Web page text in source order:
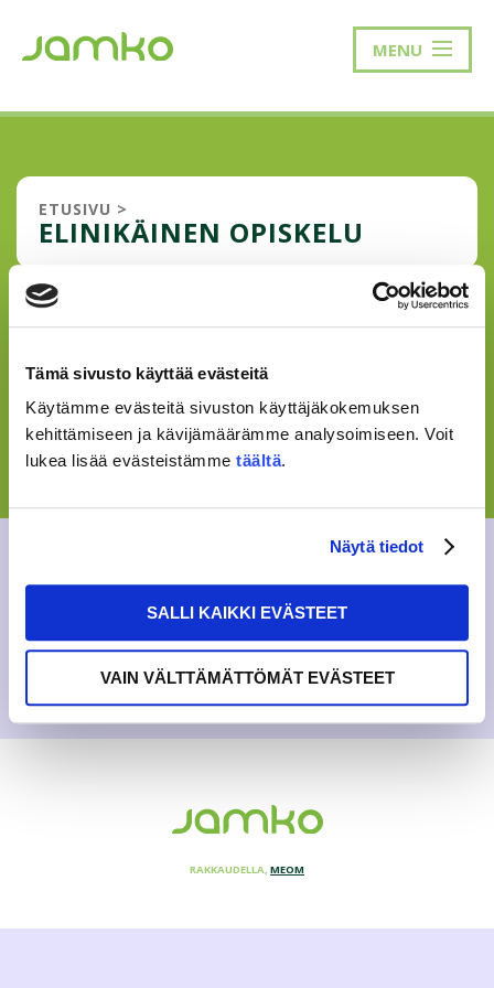
Tämä sivusto käyttää evästeitä
Käytämme evästeitä sivuston käyttäjäkokemuksen
kehittämiseen ja kävijämäärämme analysoimiseen. Voit
lukea lisää evästeistämme täältä.
Näytä tiedot
SALLI KAIKKI EVÄSTEET
VAIN VÄLTTÄMÄTTÖMÄT EVÄSTEET
MENU
ETUSIVU >
ELINIKÄINEN OPISKELU
ELINIKÄINEN OPISKELU
PERHEELLISET OPISKELIJAT?
Nykyään yhteiskunta ja poliitikot tuntuvat painostavan
nuoria aikuisia lasten hankintaan puhumalla
synnytystalkoista. Uutisissa kerrotaan miten synnyttäjien
ennätysalhainen. Monelle opiskelijalle lapsen hank...
BLOGI
7.4.2019
RAKKAUDELLA, MEOM